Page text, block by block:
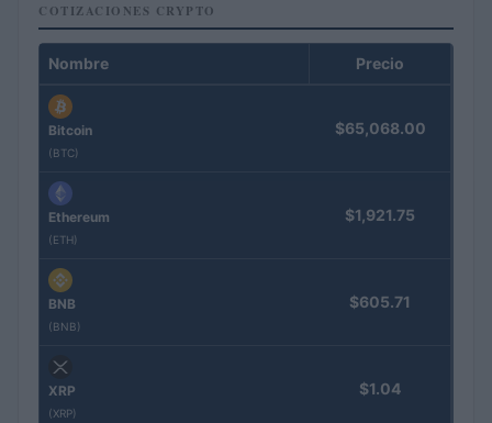
COTIZACIONES CRYPTO
Nombre Precio
Bitcoin
(BTC)
$65,068.00
Ethereum
(ETH)
$1,921.75
BNB
(BNB)
$605.71
XRP
(XRP)
$1.04